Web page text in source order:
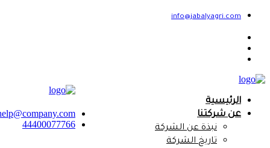
info@jabalyagri.com
الرئيسية
عن شركتنا
نبذة عن الشركة
تاريخ الشركة
44400077766